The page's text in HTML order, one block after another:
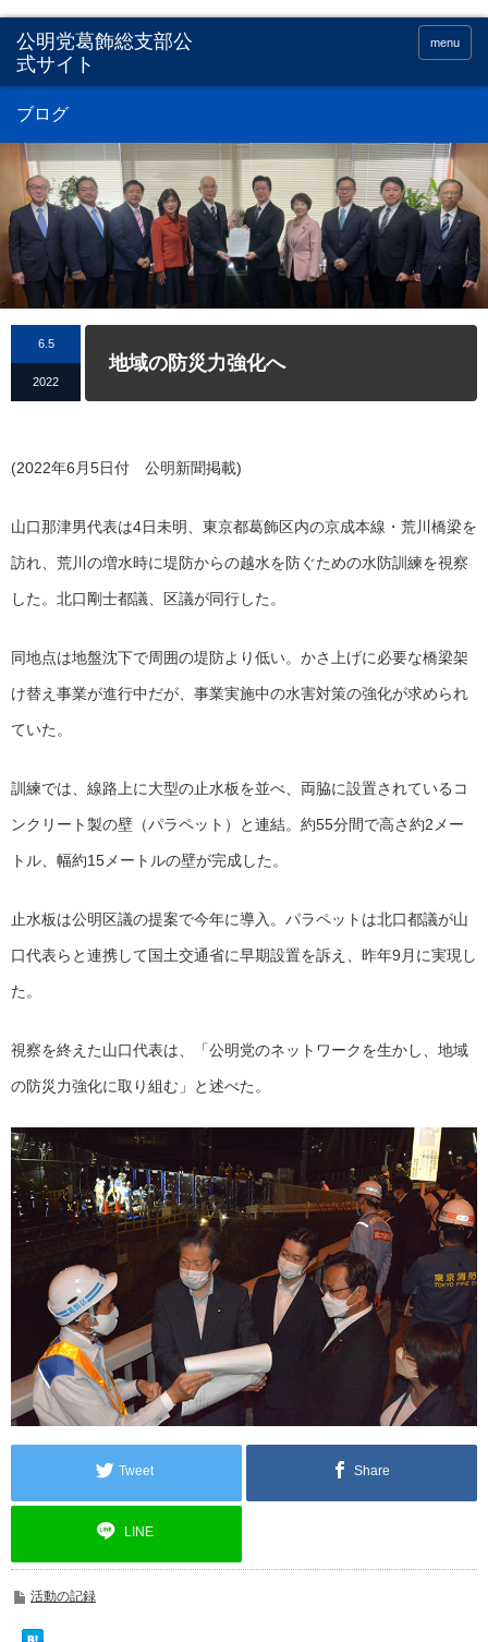
menu
ブログ
6.5
2022
地域の防災力強化へ
(2022年6月5日付 公明新聞掲載)
山口那津男代表は4日未明、東京都葛飾区内の京成本線・荒川橋梁を
訪れ、荒川の増水時に堤防からの越水を防ぐための水防訓練を視察
した。北口剛士都議、区議が同行した。
同地点は地盤沈下で周囲の堤防より低い。かさ上げに必要な橋梁架
け替え事業が進行中だが、事業実施中の水害対策の強化が求められ
ていた。
訓練では、線路上に大型の止水板を並べ、両脇に設置されているコ
ンクリート製の壁（パラペット）と連結。約55分間で高さ約2メー
トル、幅約15メートルの壁が完成した。
止水板は公明区議の提案で今年に導入。パラペットは北口都議が山
口代表らと連携して国土交通省に早期設置を訴え、昨年9月に実現し
た。
視察を終えた山口代表は、「公明党のネットワークを生かし、地域
の防災力強化に取り組む」と述べた。
Tweet Share
LINE
活動の記録